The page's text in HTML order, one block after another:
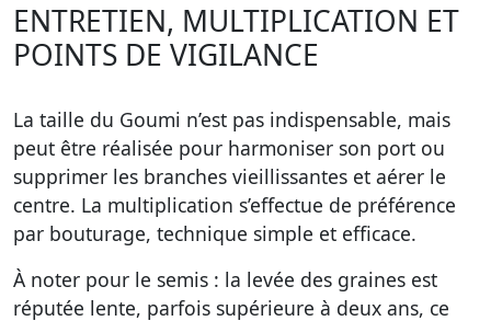
ENTRETIEN, MULTIPLICATION ET
POINTS DE VIGILANCE
La taille du Goumi n’est pas indispensable, mais
peut être réalisée pour harmoniser son port ou
supprimer les branches vieillissantes et aérer le
centre. La multiplication s’effectue de préférence
par bouturage, technique simple et efficace.
À noter pour le semis : la levée des graines est
réputée lente, parfois supérieure à deux ans, ce